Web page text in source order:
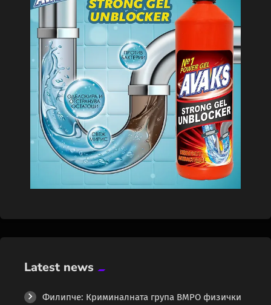
Latest news
Филипче: Криминалната група ВМРО физички